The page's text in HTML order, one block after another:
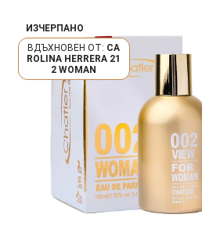
ИЗЧЕРПАНО
CA
ROLINA HERRERA 21
2 WOMAN